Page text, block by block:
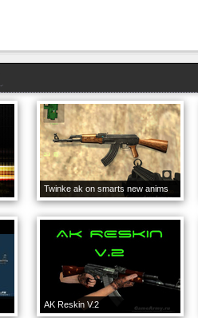
Twinke ak on smarts new anims
AK Reskin V.2